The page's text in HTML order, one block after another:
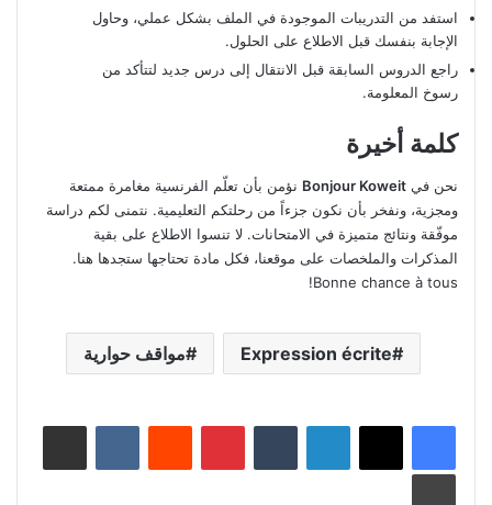
استفد من التدريبات الموجودة في الملف بشكل عملي، وحاول
الإجابة بنفسك قبل الاطلاع على الحلول.
راجع الدروس السابقة قبل الانتقال إلى درس جديد لتتأكد من
رسوخ المعلومة.
كلمة أخيرة
نحن في Bonjour Koweit نؤمن بأن تعلّم الفرنسية مغامرة ممتعة
ومجزية، ونفخر بأن نكون جزءاً من رحلتكم التعليمية. نتمنى لكم دراسة
موفّقة ونتائج متميزة في الامتحانات. لا تنسوا الاطلاع على بقية
المذكرات والملخصات على موقعنا، فكل مادة تحتاجها ستجدها هنا.
Bonne chance à tous!
Expression écrite مواقف حوارية
لينكدإن بينتيريست مشاركة عبر البريد
طباعة